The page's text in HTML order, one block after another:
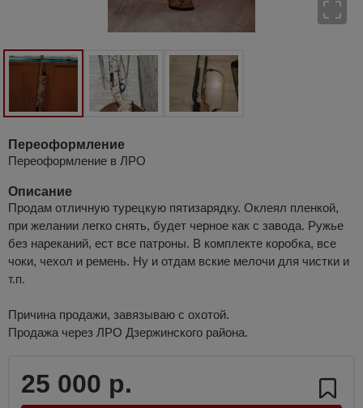
Переоформление
Переоформление в ЛРО
Описание
Продам отличную турецкую пятизарядку. Оклеял пленкой,
при желании легко снять, будет черное как с завода. Ружье
без нареканий, ест все патроны. В комплекте коробка, все
чоки, чехол и ремень. Ну и отдам вские мелочи для чистки и
т.п.
Причина продажи, завязываю с охотой.
Продажа через ЛРО Дзержинского района.
25 000 р.